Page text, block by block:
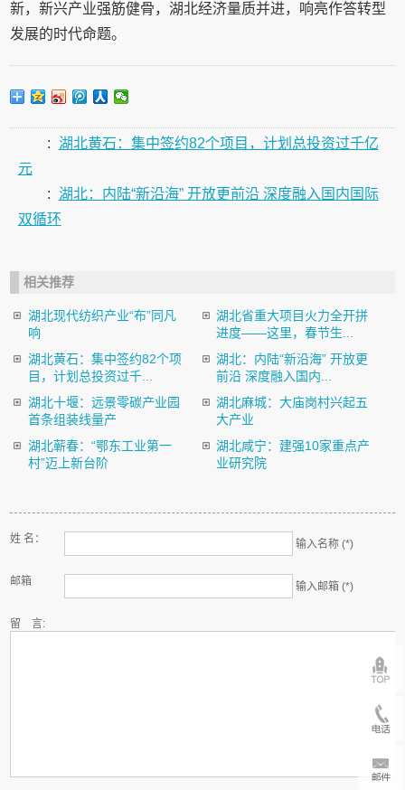
新，新兴产业强筋健骨，湖北经济量质并进，响亮作答转型
发展的时代命题。
: 湖北黄石：集中签约82个项目，计划总投资过千亿
元
: 湖北：内陆“新沿海” 开放更前沿 深度融入国内国际
双循环
相关推荐
湖北现代纺织产业“布”同凡
响
湖北省重大项目火力全开拼
进度——这里，春节生...
湖北黄石：集中签约82个项
目，计划总投资过千...
湖北：内陆“新沿海” 开放更
前沿 深度融入国内...
湖北十堰：远景零碳产业园
首条组装线量产
湖北麻城：大庙岗村兴起五
大产业
湖北蕲春：“鄂东工业第一
村”迈上新台阶
湖北咸宁：建强10家重点产
业研究院
姓 名： 输入名称 (*)
邮箱 输入邮箱 (*)
留 言: